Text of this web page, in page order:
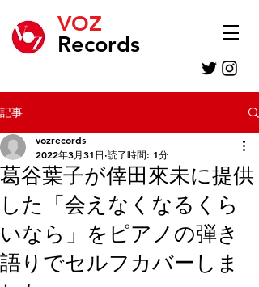
Records
VOZ
記事
葛谷葉子が倖田來未に提供
した「会えなくなるくら
いなら」をピアノの弾き
語りでセルフカバーしま
vozrecords
2022年3月31日 読了時間: 1分